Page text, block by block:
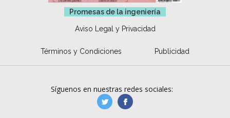
Promesas de la ingeniería
Aviso Legal y Privacidad
Términos y Condiciones Publicidad
Síguenos en nuestras redes sociales:
manufacturaGE